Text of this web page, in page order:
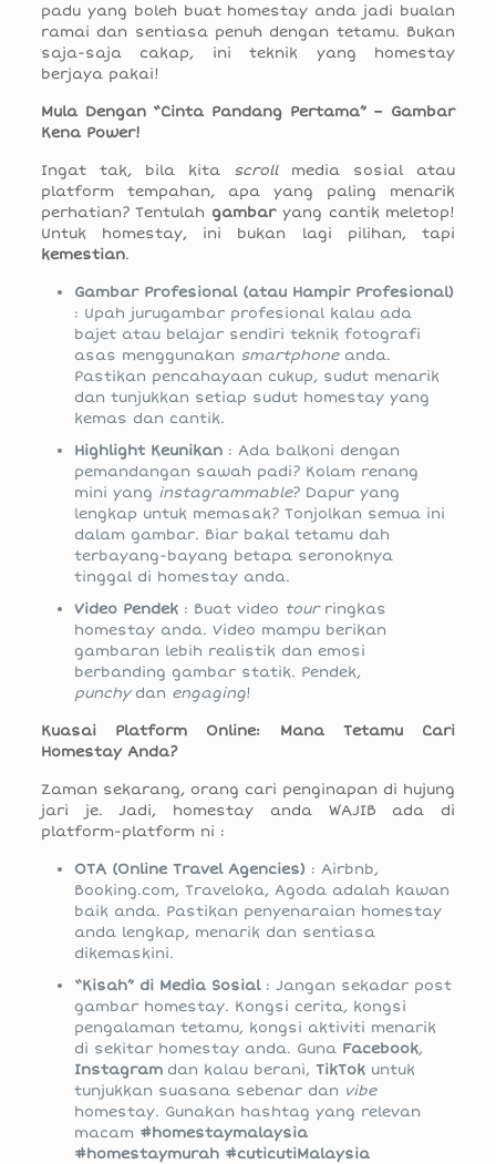
padu yang boleh buat homestay anda jadi bualan
ramai dan sentiasa penuh dengan tetamu. Bukan
saja-saja cakap, ini teknik yang homestay
berjaya pakai!
Mula Dengan “Cinta Pandang Pertama” – Gambar
Kena Power!
Ingat tak, bila kita scrollmedia sosial atau
platform tempahan, apa yang paling menarik
perhatian? Tentulah gambaryang cantik meletop!
Untuk homestay, ini bukan lagi pilihan, tapi
kemestian.
Gambar Profesional (atau Hampir Profesional)
: Upah jurugambar profesional kalau ada
bajet atau belajar sendiri teknik fotografi
asas menggunakan smartphoneanda.
Pastikan pencahayaan cukup, sudut menarik
dan tunjukkan setiap sudut homestay yang
kemas dan cantik.
Highlight Keunikan : Ada balkoni dengan
pemandangan sawah padi? Kolam renang
mini yang instagrammable? Dapur yang
lengkap untuk memasak? Tonjolkan semua ini
dalam gambar. Biar bakal tetamu dah
terbayang-bayang betapa seronoknya
tinggal di homestay anda.
Video Pendek : Buat video tourringkas
homestay anda. Video mampu berikan
gambaran lebih realistik dan emosi
berbanding gambar statik. Pendek,
punchydan engaging!
Kuasai Platform Online: Mana Tetamu Cari
Homestay Anda?
Zaman sekarang, orang cari penginapan di hujung
jari je. Jadi, homestay anda WAJIB ada di
platform-platform ni :
OTA (Online Travel Agencies) : Airbnb,
Booking.com, Traveloka, Agoda adalah kawan
baik anda. Pastikan penyenaraian homestay
anda lengkap, menarik dan sentiasa
dikemaskini.
“Kisah” di Media Sosial : Jangan sekadar post
gambar homestay. Kongsi cerita, kongsi
pengalaman tetamu, kongsi aktiviti menarik
di sekitar homestay anda. Guna Facebook,
Instagramdan kalau berani, TikTokuntuk
tunjukkan suasana sebenar dan vibe
homestay. Gunakan hashtag yang relevan
macam #homestaymalaysia
#homestaymurah #cuticutiMalaysia